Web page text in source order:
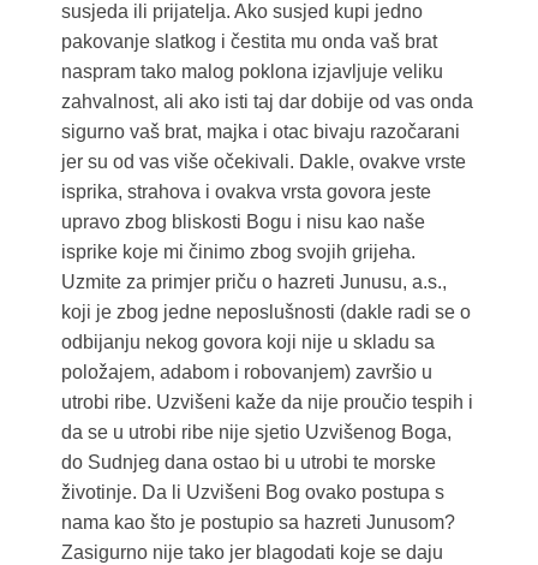
susjeda ili prijatelja. Ako susjed kupi jedno
pakovanje slatkog i čestita mu onda vaš brat
naspram tako malog poklona izjavljuje veliku
zahvalnost, ali ako isti taj dar dobije od vas onda
sigurno vaš brat, majka i otac bivaju razočarani
jer su od vas više očekivali. Dakle, ovakve vrste
isprika, strahova i ovakva vrsta govora jeste
upravo zbog bliskosti Bogu i nisu kao naše
isprike koje mi činimo zbog svojih grijeha.
Uzmite za primjer priču o hazreti Junusu, a.s.,
koji je zbog jedne neposlušnosti (dakle radi se o
odbijanju nekog govora koji nije u skladu sa
položajem, adabom i robovanjem) završio u
utrobi ribe. Uzvišeni kaže da nije proučio tespih i
da se u utrobi ribe nije sjetio Uzvišenog Boga,
do Sudnjeg dana ostao bi u utrobi te morske
životinje. Da li Uzvišeni Bog ovako postupa s
nama kao što je postupio sa hazreti Junusom?
Zasigurno nije tako jer blagodati koje se daju